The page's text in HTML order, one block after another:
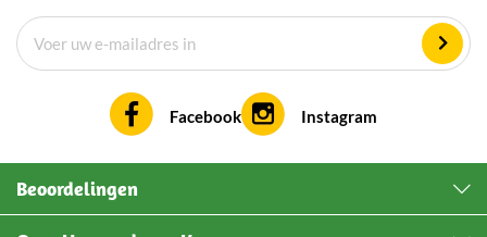
Facebook Instagram
Beoordelingen